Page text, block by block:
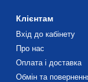
Клієнтам
Вхід до кабінету
Про нас
Оплата і доставка
Обмін та